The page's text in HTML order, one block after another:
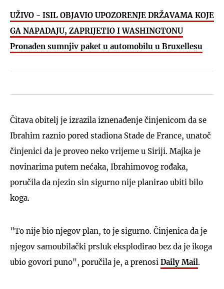
UŽIVO - ISIL OBJAVIO UPOZORENJE DRŽAVAMA KOJE
GA NAPADAJU, ZAPRIJETIO I WASHINGTONU
Pronađen sumnjiv paket u automobilu u Bruxellesu
Čitava obitelj je izrazila iznenađenje činjenicom da se
Ibrahim raznio pored stadiona Stade de France, unatoč
činjenici da je proveo neko vrijeme u Siriji. Majka je
novinarima putem nećaka, Ibrahimovog rođaka,
poručila da njezin sin sigurno nije planirao ubiti bilo
koga.
"To nije bio njegov plan, to je sigurno. Činjenica da je
njegov samoubilački prsluk eksplodirao bez da je ikoga
ubio govori puno", poručila je, a prenosi Daily Mail.